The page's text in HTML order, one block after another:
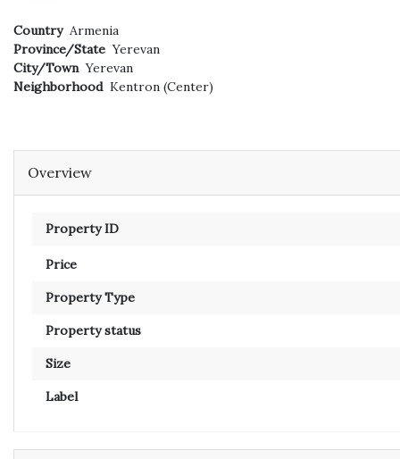
Country Armenia
Province/State Yerevan
City/Town Yerevan
Neighborhood Kentron (Center)
Overview
Property ID
Price
Property Type
Property status
Size
Label